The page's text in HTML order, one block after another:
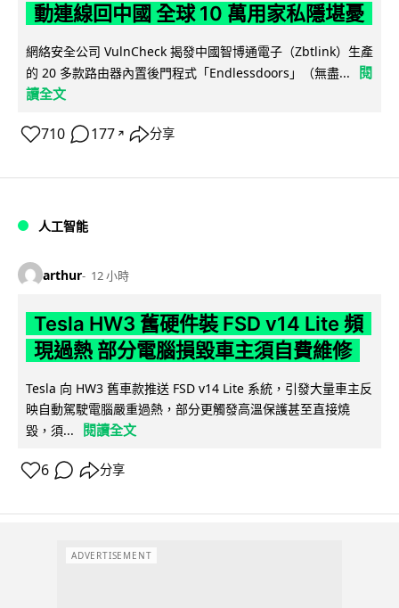
動連線回中國 全球 10 萬用家私隱堪憂
網絡安全公司 VulnCheck 揭發中國智博通電子（Zbtlink）生產
的 20 多款路由器內置後門程式「Endlessdoors」（無盡...
閱
讀全文
710 177 ↗ 分享
人工智能
arthur 12 小時
Tesla HW3 舊硬件裝 FSD v14 Lite 頻
現過熱 部分電腦損毀車主須自費維修
Tesla 向 HW3 舊車款推送 FSD v14 Lite 系統，引發大量車主反
映自動駕駛電腦嚴重過熱，部分更觸發高溫保護甚至直接燒
毀，須...
閱讀全文
6 分享
ADVERTISEMENT